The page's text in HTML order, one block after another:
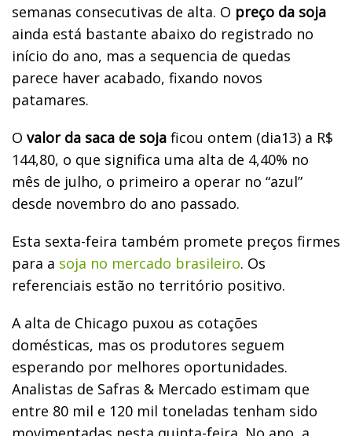
semanas consecutivas de alta. O preço da soja
ainda está bastante abaixo do registrado no
início do ano, mas a sequencia de quedas
parece haver acabado, fixando novos
patamares.
O valor da saca de soja ficou ontem (dia13) a R$
144,80, o que significa uma alta de 4,40% no
mês de julho, o primeiro a operar no “azul”
desde novembro do ano passado.
Esta sexta-feira também promete preços firmes
para a soja no mercado brasileiro. Os
referenciais estão no território positivo.
A alta de Chicago puxou as cotações
domésticas, mas os produtores seguem
esperando por melhores oportunidades.
Analistas de Safras & Mercado estimam que
entre 80 mil e 120 mil toneladas tenham sido